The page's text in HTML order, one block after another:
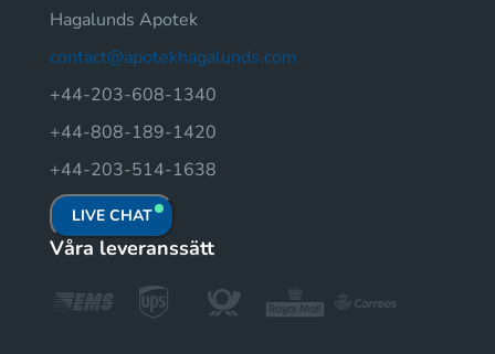
Hagalunds Apotek
contact@apotekhagalunds.com
+44-203-608-1340
+44-808-189-1420
+44-203-514-1638
LIVE CHAT
Våra leveranssätt